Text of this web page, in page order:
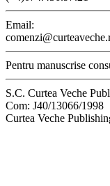
Email:
Pentru manuscrise
S.C. Curtea Veche
Com: J40/13066/1998
Curtea Veche